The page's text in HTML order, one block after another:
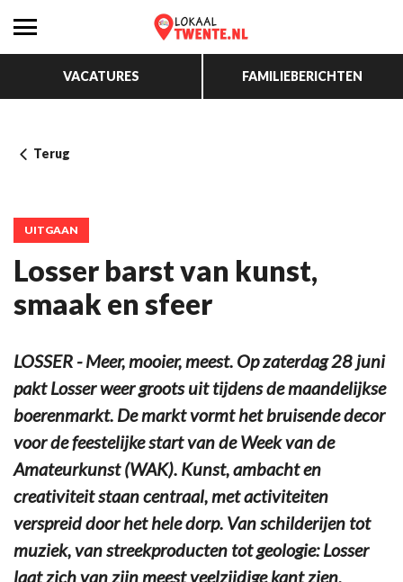
VACATURES FAMILIEBERICHTEN
Terug
UITGAAN
Losser barst van kunst,
smaak en sfeer
LOSSER - Meer, mooier, meest. Op zaterdag 28 juni
pakt Losser weer groots uit tijdens de maandelijkse
boerenmarkt. De markt vormt het bruisende decor
voor de feestelijke start van de Week van de
Amateurkunst (WAK). Kunst, ambacht en
creativiteit staan centraal, met activiteiten
verspreid door het hele dorp. Van schilderijen tot
muziek, van streekproducten tot geologie: Losser
laat zich van zijn meest veelzijdige kant zien.